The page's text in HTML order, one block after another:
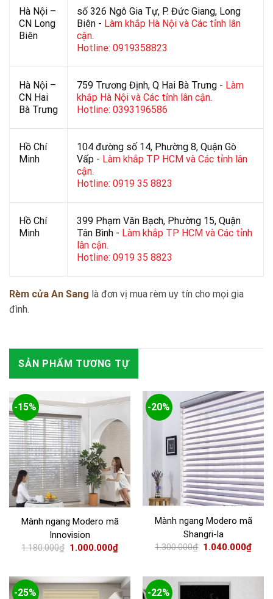
Hà Nội –
CN Long
Biên
số 326 Ngô Gia Tự, P. Đức Giang, Long
Biên - Làm khắp Hà Nội và Các tỉnh lân
cận.
Hotline: 0919358823
Hà Nội –
CN Hai
Bà Trưng
759 Trương Định, Q Hai Bà Trưng - Làm
khắp Hà Nội và Các tỉnh lân cận.
Hotline: 0393196586
Hồ Chí
Minh
104 đường số 14, Phường 8, Quận Gò
Vấp - Làm khắp TP HCM và Các tỉnh lân
cận.
Hotline: 0919 35 8823
Hồ Chí
Minh
399 Phạm Văn Bạch, Phường 15, Quận
Tân Bình - Làm khắp TP HCM và Các tỉnh
lân cận.
Hotline: 0919 35 8823
Rèm cửa An Sang là đơn vị mua rèm uy tín cho mọi gia
đình.
SẢN PHẨM TƯƠNG TỰ
-15%
Mành ngang Modero mã
Innovision
1.180.000₫ 1.000.000₫
-20%
Mành ngang Modero mã
Shangri-la
1.300.000₫ 1.040.000₫
-25% -22%